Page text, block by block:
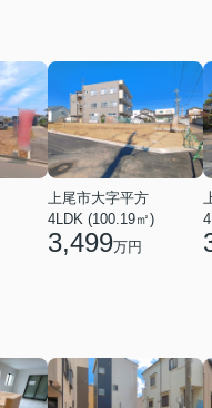
上尾市大字平方
4LDK (100.19㎡)
3,499万円